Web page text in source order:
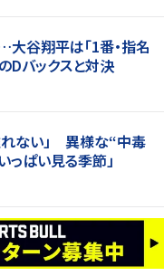
大谷翔平は「1番・指名
Dバックスと対決
れない」 異様な“中毒
ぱい見る季節」